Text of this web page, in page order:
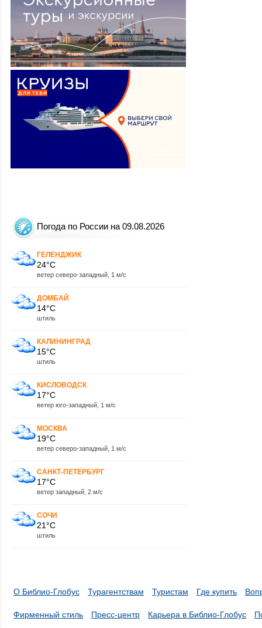
Погода по России на 09.08.2026
ГЕЛЕНДЖИК
24°C
ветер северо-западный, 1 м/с
ДОМБАЙ
14°C
штиль
КАЛИНИНГРАД
15°C
штиль
КИСЛОВОДСК
17°C
ветер юго-западный, 1 м/с
МОСКВА
19°C
ветер северо-западный, 1 м/с
САНКТ-ПЕТЕРБУРГ
17°C
ветер западный, 2 м/с
СОЧИ
21°C
штиль
О Библио-Глобус Турагентствам Туристам Где купить
Фирменный стиль Пресс-центр Карьера в Библио-Глобус